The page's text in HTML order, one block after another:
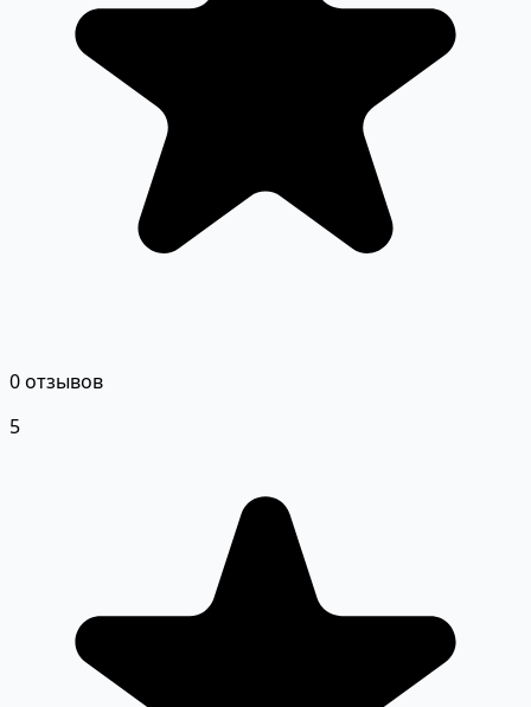
0 отзывов
5